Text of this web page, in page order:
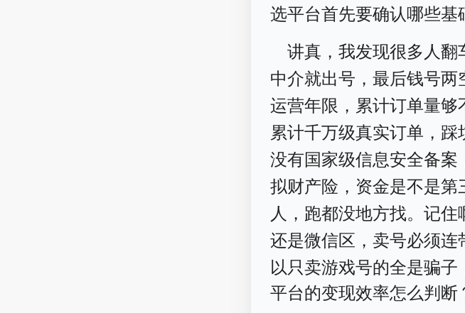
选平台首先要确认哪些基
讲真，我发现很多人翻
中介就出号，最后钱号
运营年限，累计订单量够
累计千万级真实订单，
没有国家级信息安全备
拟财产险，资金是不是
人，跑都没地方找。记
还是微信区，卖号必须
以只卖游戏号的全是骗子
平台的变现效率怎么判断